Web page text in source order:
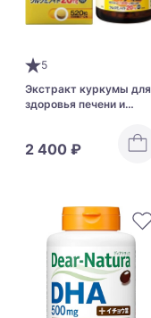
5
Экстракт куркумы для
здоровья печени и
организма Orihiro Ukon
Extract Grain
2 400 ₽